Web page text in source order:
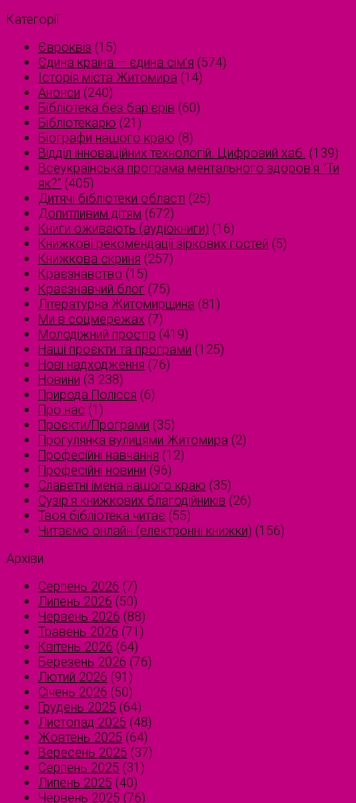
Категорії
Євроквіз (15)
Єдина країна — єдина сім’я (574)
Історія міста Житомира (14)
Анонси (240)
Бібліотека без бар'єрів (60)
Бібліотекарю (21)
Біографи нашого краю (8)
Відділ інноваційних технологій. Цифровий хаб. (139)
Всеукраїнська програма ментального здоров'я "Ти
як?" (405)
Дитячі бібліотеки області (25)
Допитливим дітям (672)
Книги оживають (аудіокниги) (16)
Книжкові рекомендації зіркових гостей (5)
Книжкова скриня (257)
Краєзнавство (15)
Краєзнавчий блог (75)
Літературна Житомирщина (81)
Ми в соцмережах (7)
Молодіжний простір (419)
Наші проєкти та програми (125)
Нові надходження (76)
Новини (3 238)
Природа Полісся (6)
Про нас (1)
Проєкти/Програми (35)
Прогулянка вулицями Житомира (2)
Професійні навчання (12)
Професійні новини (96)
Славетні імена нашого краю (35)
Сузірʼя книжкових благодійників (26)
Твоя бібліотека читає (55)
Читаємо онлайн (електронні книжки) (156)
Архіви
Серпень 2026 (7)
Липень 2026 (50)
Червень 2026 (88)
Травень 2026 (71)
Квітень 2026 (64)
Березень 2026 (76)
Лютий 2026 (91)
Січень 2026 (50)
Грудень 2025 (64)
Листопад 2025 (48)
Жовтень 2025 (64)
Вересень 2025 (37)
Серпень 2025 (31)
Липень 2025 (40)
Червень 2025 (76)